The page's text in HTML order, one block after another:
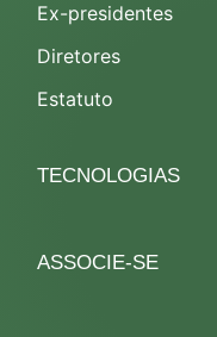
Ex-presidentes
Diretores
Estatuto
TECNOLOGIAS
ASSOCIE-SE